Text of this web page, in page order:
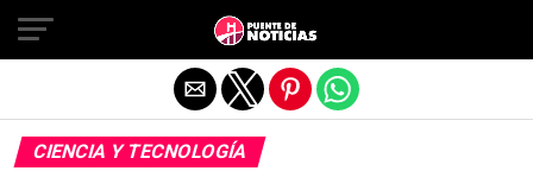
CIENCIA Y TECNOLOGÍA
Salir de la versión móvil